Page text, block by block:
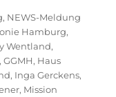
, NEWS-Meldung
Hamburg,
Wentland,
,GGMH, Haus
, Inga Gerckens,
, Mission